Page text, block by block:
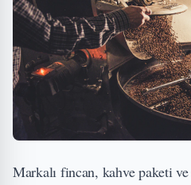
Markalı fincan, kahve paketi ve